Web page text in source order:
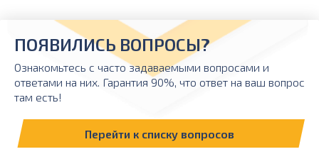
ПОЯВИЛИСЬ ВОПРОСЫ?
Ознакомьтесь с часто задаваемыми вопросами и
ответами на них. Гарантия 90%, что ответ на ваш вопрос
там есть!
Перейти к списку вопросов